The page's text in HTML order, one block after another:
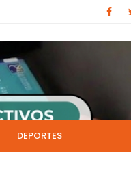
DEPORTES